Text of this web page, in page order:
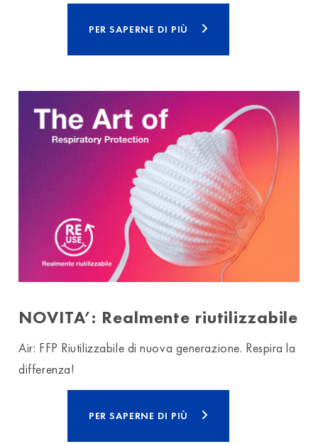
PER SAPERNE DI PIÙ
PER SAPERNE DI PIÙ
NOVITA’: Realmente riutilizzabile
Air: FFP Riutilizzabile di nuova generazione. Respira la
differenza!